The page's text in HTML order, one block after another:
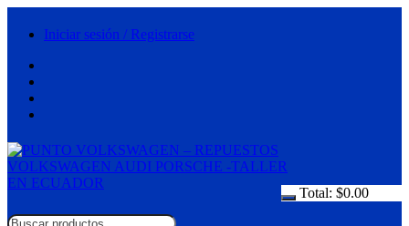
Iniciar sesión / Registrarse
Total: $0.00